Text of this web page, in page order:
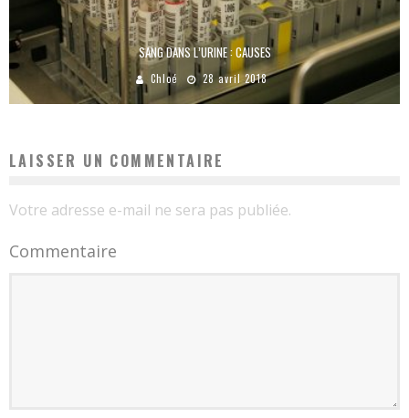
SANG DANS L’URINE : CAUSES
Chloé 28 avril 2018
LAISSER UN COMMENTAIRE
Votre adresse e-mail ne sera pas publiée.
Commentaire